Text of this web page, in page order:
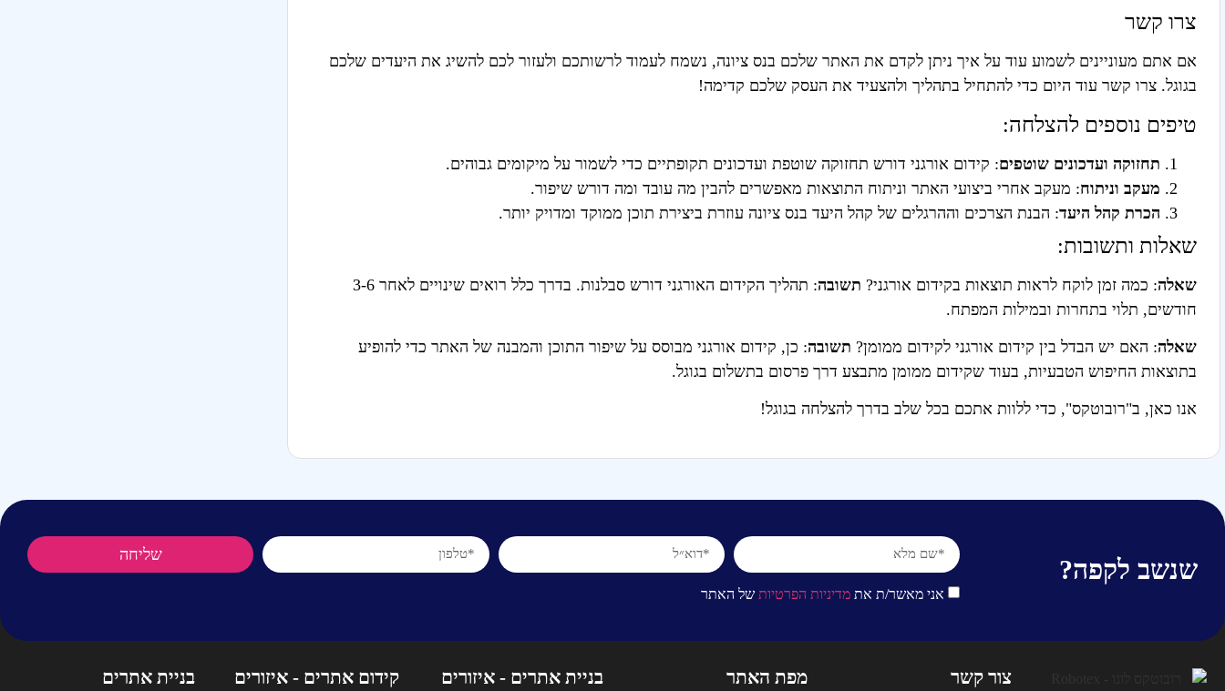
צרו קשר
אם אתם מעוניינים לשמוע עוד על איך ניתן לקדם את האתר שלכם בנס ציונה, נשמח לעמוד לרשותכם ולעזור לכם להשיג את היעדים שלכם
בגוגל. צרו קשר עוד היום כדי להתחיל בתהליך ולהצעיד את העסק שלכם קדימה!
טיפים נוספים להצלחה:
תחזוקה ועדכונים שוטפים: קידום אורגני דורש תחזוקה שוטפת ועדכונים תקופתיים כדי לשמור על מיקומים גבוהים.
מעקב וניתוח: מעקב אחרי ביצועי האתר וניתוח התוצאות מאפשרים להבין מה עובד ומה דורש שיפור.
הכרת קהל היעד: הבנת הצרכים וההרגלים של קהל היעד בנס ציונה עוזרת ביצירת תוכן ממוקד ומדויק יותר.
שאלות ותשובות:
שאלה: כמה זמן לוקח לראות תוצאות בקידום אורגני? תשובה
: תהליך הקידום האורגני דורש סבלנות. בדרך כלל רואים שינויים לאחר 3-6
חודשים, תלוי בתחרות ובמילות המפתח.
שאלה: האם יש הבדל בין קידום אורגני לקידום ממומן? תשובה: כן, קידום אורגני מבוסס על שיפור התוכן והמבנה של האתר כדי להופיע
בתוצאות החיפוש הטבעיות, בעוד שקידום ממומן מתבצע דרך פרסום בתשלום בגוגל.
אנו כאן, ב"רובוטקס", כדי ללוות אתכם בכל שלב בדרך להצלחה בגוגל!
שנשב לקפה?
אני מאשר/ת את מדיניות הפרטיותשל האתר
שליחה
צור קשר מפת האתר בניית אתרים - איזורים קידום אתרים - איזורים בניית אתרים